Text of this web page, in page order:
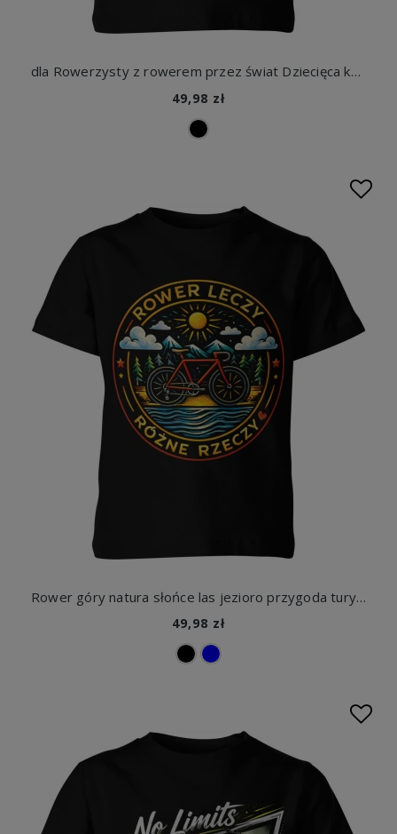
dla Rowerzysty z rowerem przez świat Dziecięca koszulka
49,98 zł
Rower góry natura słońce las jezioro przygoda turystyka outdoor pasja jazda krajobraz Dziecięca koszulka
49,98 zł